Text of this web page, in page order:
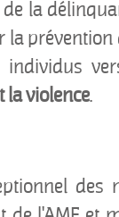
la
la
la violence.